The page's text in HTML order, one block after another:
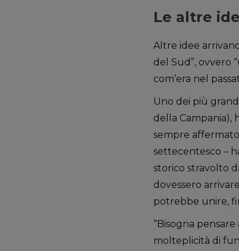
Le altre
Altre idee
del Sud”, ovvero
com’era nel
Uno dei più
della Campania),
sempre
settecentesco –
storico stravolto
dovessero
potrebbe unire,
“Bisogna
molteplicità di